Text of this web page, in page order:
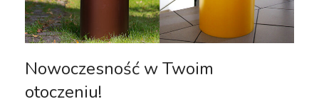
Nowoczesność w Twoim
otoczeniu!